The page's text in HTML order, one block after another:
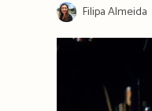
Post
author:
Filipa Almeida